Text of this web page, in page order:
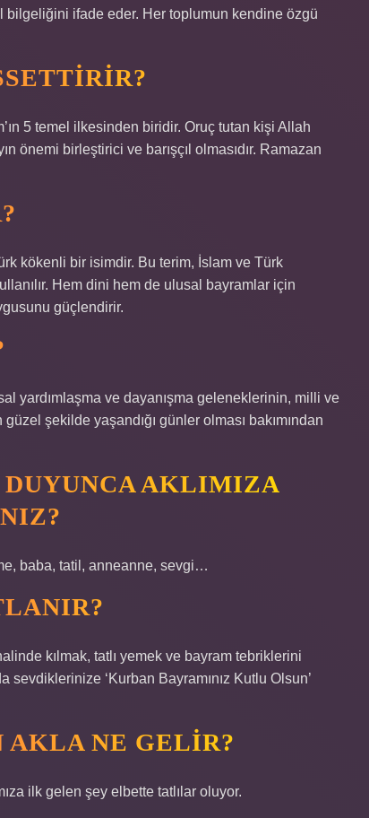
bilgeliğini ifade eder. Her toplumun kendine özgü
5 temel ilkesinden biridir. Oruç tutan kişi Allah
önemi birleştirici ve barışçıl olmasıdır. Ramazan
kökenli bir isimdir. Bu terim, İslam ve Türk
Hem dini hem de ulusal bayramlar için
güçlendirir.
yardımlaşma ve dayanışma geleneklerinin, milli ve
şekilde yaşandığı günler olması bakımından
AKLIMIZA
baba, tatil, anneanne, sevgi…
kılmak, tatlı yemek ve bayram tebriklerini
‘Kurban Bayramınız Kutlu Olsun’
AKLA NE GELIR?
ilk gelen şey elbette tatlılar oluyor.